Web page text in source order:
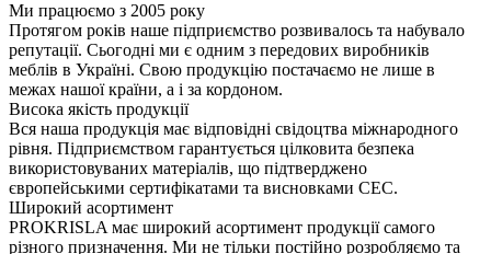
Ми працюємо з 2005 року
Протягом років наше підприємство розвивалось та набувало
репутації. Сьогодні ми є одним з передових виробників
меблів в Україні. Свою продукцію постачаємо не лише в
межах нашої країни, а і за кордоном.
Висока якість продукції
Вся наша продукція має відповідні свідоцтва міжнародного
рівня. Підприємством гарантується цілковита безпека
використовуваних матеріалів, що підтверджено
європейськими сертифікатами та висновками СЕС.
Широкий асортимент
PROKRISLA має широкий асортимент продукції самого
різного призначення. Ми не тільки постійно розробляємо та